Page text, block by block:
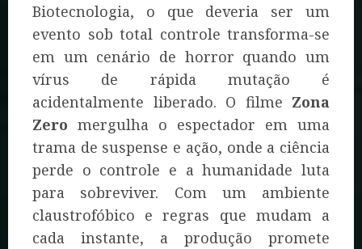
Biotecnologia, o que deveria ser um
evento sob total controle transforma-se
em um cenário de horror quando um
vírus de rápida mutação é
acidentalmente liberado. O filme Zona
Zero mergulha o espectador em uma
trama de suspense e ação, onde a ciência
perde o controle e a humanidade luta
para sobreviver. Com um ambiente
claustrofóbico e regras que mudam a
cada instante, a produção promete